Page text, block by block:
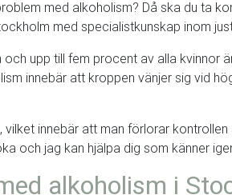
med alkoholism? Då ska du ta
med specialistkunskap inom
upp till fem procent av alla kvinnor
innebär att kroppen vänjer sig vid
vilket innebär att man förlorar
och jag kan hjälpa dig som känner
alkoholism i